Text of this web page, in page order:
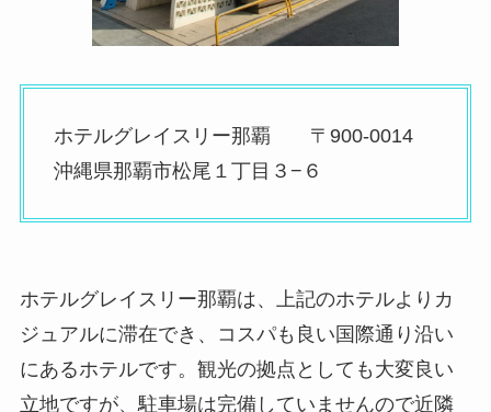
ホテルグレイスリー那覇 〒900-0014
沖縄県那覇市松尾１丁目３−６
ホテルグレイスリー那覇は、上記のホテルよりカ
ジュアルに滞在でき、コスパも良い国際通り沿い
にあるホテルです。観光の拠点としても大変良い
立地ですが、駐車場は完備していませんので近隣